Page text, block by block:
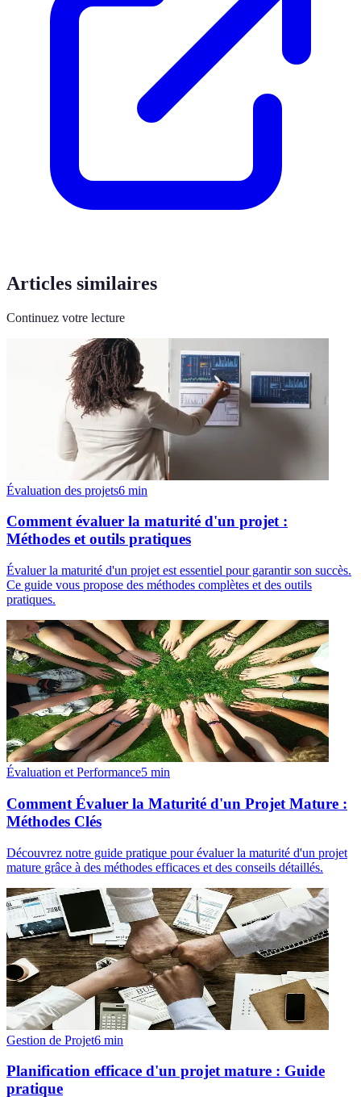
Articles similaires
Continuez votre lecture
Évaluation des projets6 min
Comment évaluer la maturité d'un projet :
Méthodes et outils pratiques
Évaluer la maturité d'un projet est essentiel pour garantir son succès.
Ce guide vous propose des méthodes complètes et des outils
pratiques.
Évaluation et Performance5 min
Comment Évaluer la Maturité d'un Projet Mature :
Méthodes Clés
Découvrez notre guide pratique pour évaluer la maturité d'un projet
mature grâce à des méthodes efficaces et des conseils détaillés.
Gestion de Projet6 min
Planification efficace d'un projet mature : Guide
pratique